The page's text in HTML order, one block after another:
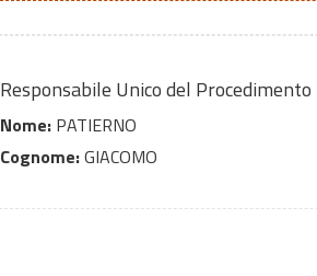
Responsabile Unico del Procedimento
Nome: PATIERNO
Cognome:GIACOMO